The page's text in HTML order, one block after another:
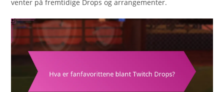
venter på fremtidige Drops og arrangementer.